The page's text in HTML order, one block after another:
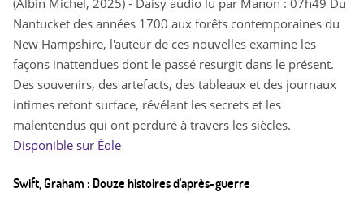
(Albin Michel, 2025) - Daisy audio lu par Manon : 07h49 Du
Nantucket des années 1700 aux forêts contemporaines du
New Hampshire, l'auteur de ces nouvelles examine les
façons inattendues dont le passé resurgit dans le présent.
Des souvenirs, des artefacts, des tableaux et des journaux
intimes refont surface, révélant les secrets et les
malentendus qui ont perduré à travers les siècles.
Disponible sur Éole
Swift, Graham : Douze histoires d'après-guerre